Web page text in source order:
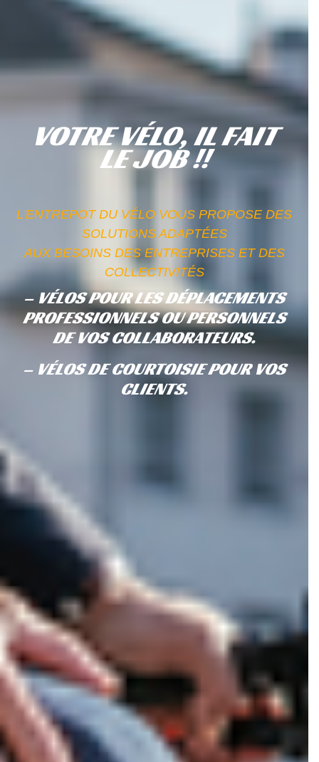
VOTRE VÉLO, IL FAIT
LE JOB !!
L'ENTREPOT DU VÉLO VOUS PROPOSE DES
SOLUTIONS ADAPTÉES
AUX BESOINS DES ENTREPRISES ET DES
COLLECTIVITÉS
– VÉLOS POUR LES DÉPLACEMENTS
PROFESSIONNELS OU PERSONNELS
DE VOS COLLABORATEURS.
– VÉLOS DE COURTOISIE POUR VOS
CLIENTS.